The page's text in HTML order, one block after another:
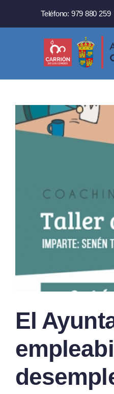
Teléfono: 979 880 259
El